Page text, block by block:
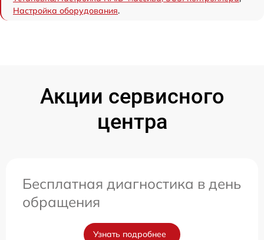
Настройка оборудования.
Акции сервисного
центра
Бесплатная диагностика в день
обращения
Узнать подробнее